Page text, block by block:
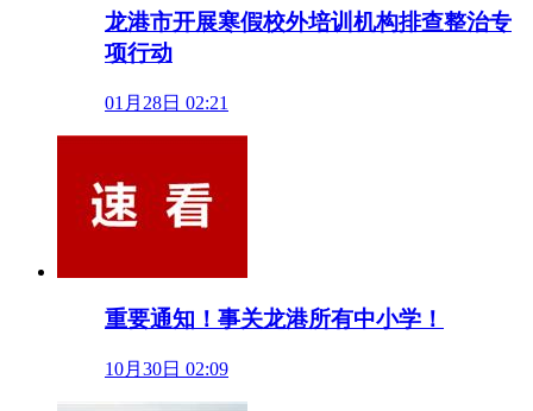
龙港市开展寒假校外培训机构排查整治专
项行动
01月28日 02:21
重要通知！事关龙港所有中小学！
10月30日 02:09